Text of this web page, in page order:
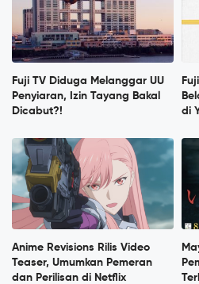
Fuji TV Diduga Melanggar UU
Penyiaran, Izin Tayang Bakal
Dicabut?!
di
Anime Revisions Rilis Video
Teaser, Umumkan Pemeran
dan Perilisan di Netflix